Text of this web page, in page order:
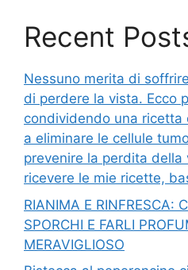
Recent
Nessuno merita di
di perdere la vista. Ecco
condividendo una
a eliminare le cellule
prevenire la perdita della
ricevere le mie ricette,
RIANIMA E RINFRESCA:
SPORCHI E FARLI
MERAVIGLIOSO